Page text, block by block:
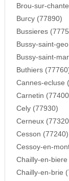
Brou-sur-
Burcy (77890)
Bussieres
Bussy-saint-
Bussy-saint-
Buthiers
Cannes-ecluse
Carnetin
Cely (77930)
Cerneux
Cesson (77240)
Cessoy-en-
Chailly-en-
Chailly-en-brie